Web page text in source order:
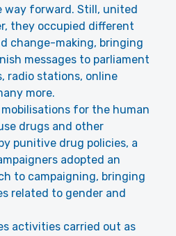
way forward. Still, united
they occupied different
change-making, bringing
messages to parliament
radio stations, online
more.
for the human
drugs and other
punitive drug policies, a
adopted an
to campaigning, bringing
related to gender and
activities carried out as